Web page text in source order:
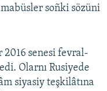
soñki sözüni
2016 senesi fevral-
Olarnı Rusiyede
siyasiy teşkilâtına